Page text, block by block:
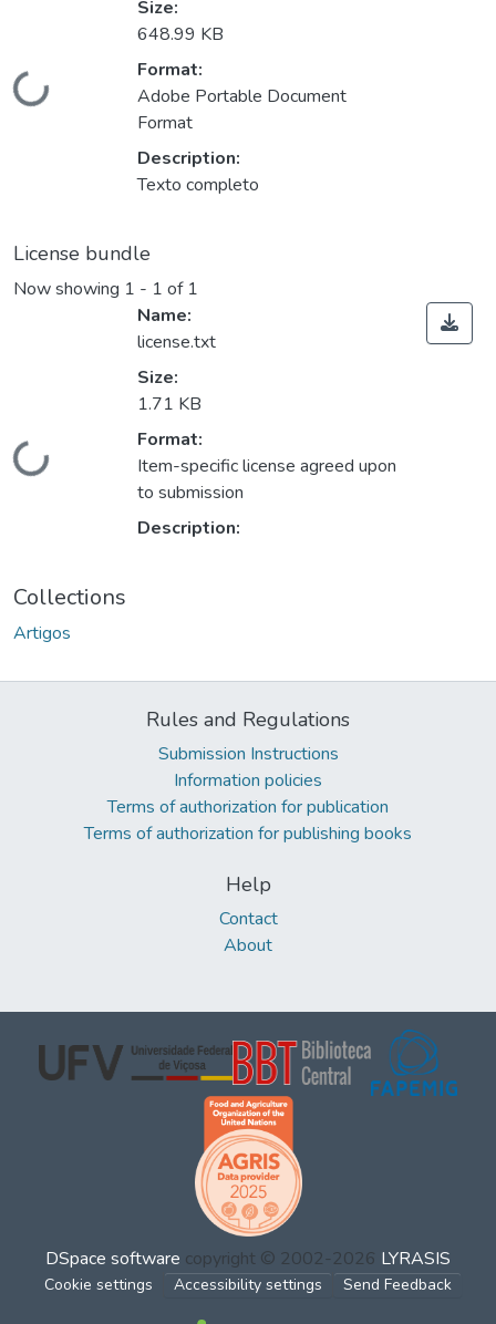
Loading...
Size:
648.99 KB
Format:
Adobe Portable Document
Format
Description:
Texto completo
License bundle
Now showing 1 - 1 of 1
Loading...
Name:
license.txt
Size:
1.71 KB
Format:
Item-specific license agreed upon
to submission
Description:
Collections
Artigos
Rules and Regulations
Submission Instructions
Information policies
Terms of authorization for publication
Terms of authorization for publishing books
Help
Contact
About
DSpace software copyright © 2002-2026 LYRASIS
Cookie settings Accessibility settings Send Feedback